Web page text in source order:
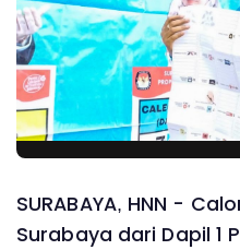
SURABAYA, HNN -
Surabaya dari Dapil 1